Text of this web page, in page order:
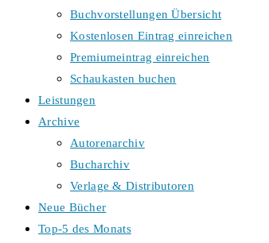
Buchvorstellungen Übersicht
Kostenlosen Eintrag einreichen
Premiumeintrag einreichen
Schaukasten buchen
Leistungen
Archive
Autorenarchiv
Bucharchiv
Verlage & Distributoren
Neue Bücher
Top-5 des Monats